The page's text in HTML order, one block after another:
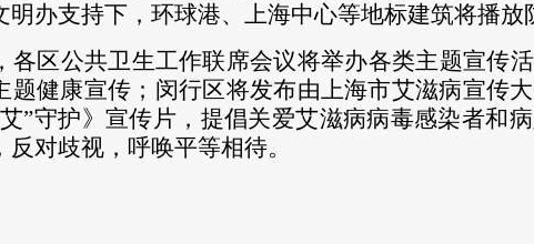
明办支持下，环球港、上海中心等地标建筑将播放
各区公共卫生工作联席会议将举办各类主题宣传
题健康宣传；闵行区将发布由上海市艾滋病宣传
”守护》宣传片，提倡关爱艾滋病病毒感染者和
反对歧视，呼唤平等相待。